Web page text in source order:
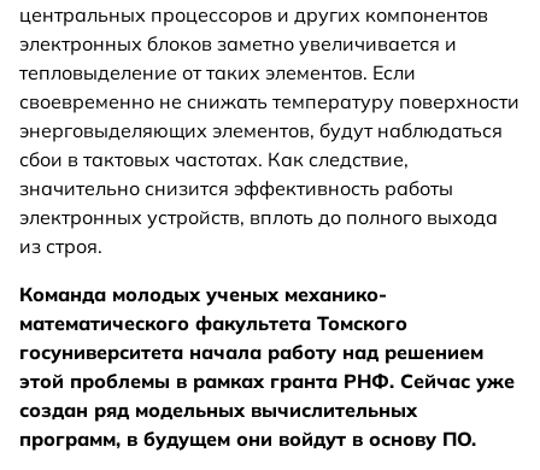
центральных процессоров и других компонентов
электронных блоков заметно увеличивается и
тепловыделение от таких элементов. Если
своевременно не снижать температуру поверхности
энерговыделяющих элементов, будут наблюдаться
сбои в тактовых частотах. Как следствие,
значительно снизится эффективность работы
электронных устройств, вплоть до полного выхода
из строя.
Команда молодых ученых механико-
математического факультета Томского
госуниверситета начала работу над решением
этой проблемы в рамках гранта РНФ. Сейчас уже
создан ряд модельных вычислительных
программ, в будущем они войдут в основу ПО.